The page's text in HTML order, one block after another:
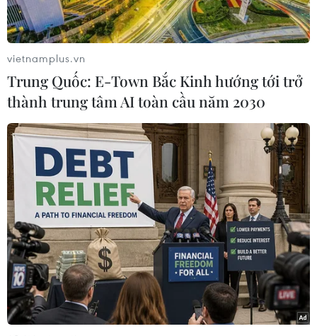
giá dược phẩm trị giá 430 tỷ USD mà các nghị sỹ
Dân chủ đang hy vọng được Thượng viện thông
liên bang giảm ròng 101,5 tỷ USD trong 10 năm
tới.
1/3 mức giảm thâm hụt ngân sách 300 tỷ USD
mà các Thượng nghị sỹ Dân chủ ước tính.
Dự đoán nói trên của CBO không tính 204 tỷ
USD mức tăng doanh thu thuế ước tính từ việc
tăng cường thi hành luật của Sở Thuế vụ (IRS).
CBO cho rằng dự luật này sẽ giảm thâm hụt
ngân sách khoảng 17,9 tỷ USD trong tài khóa
2023, nhưng sẽ làm tăng nhẹ thâm hụt ngân
sách từ tài khóa 2024-2027, sau đó lại giảm thâm
vietnamplus.vn
Trung Quốc: E-Town Bắc Kinh hướng tới trở
thành trung tâm AI toàn cầu năm 2030